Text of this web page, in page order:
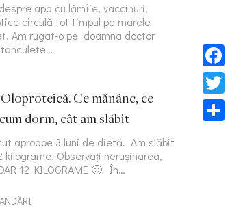
apa cu lămîie, vaccinuri,
circulă tot timpul pe marele
Am rugat-o pe doamna doctor
Ce mănânc, ce
dorm, cât am slăbit
aproape 3 luni de dietă. Am slăbit
kilograme. Observați nerușinarea,
12 KILOGRAME 🙂 În…